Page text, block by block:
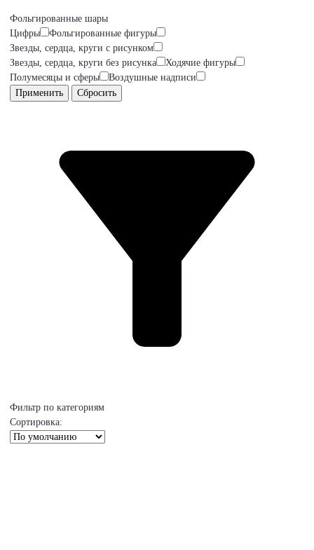
Фольгированные шары
Цифры
Фольгированные фигуры
Звезды, сердца, круги с рисунком
Звезды, сердца, круги без рисунка
Ходячие фигуры
Полумесяцы и сферы
Воздушные надписи
Применить
Сбросить
Фильтр по категориям
Сортировка: